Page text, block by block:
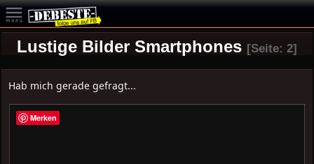
Lustige Bilder Smartphones [Seite: 2]
Hab mich gerade gefragt...
Merken